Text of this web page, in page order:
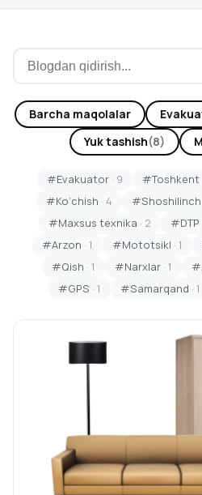
Barcha maqolalar
Yuk tashish(8)
#Evakuator · 9 #Toshkent
#Ko‘chish · 4 #Shoshilinch
#Maxsus texnika · 2 #DTP
#Arzon · 1 #Mototsikl · 1
#Qish · 1 #Narxlar · 1
#GPS · 1 #Samarqand · 1